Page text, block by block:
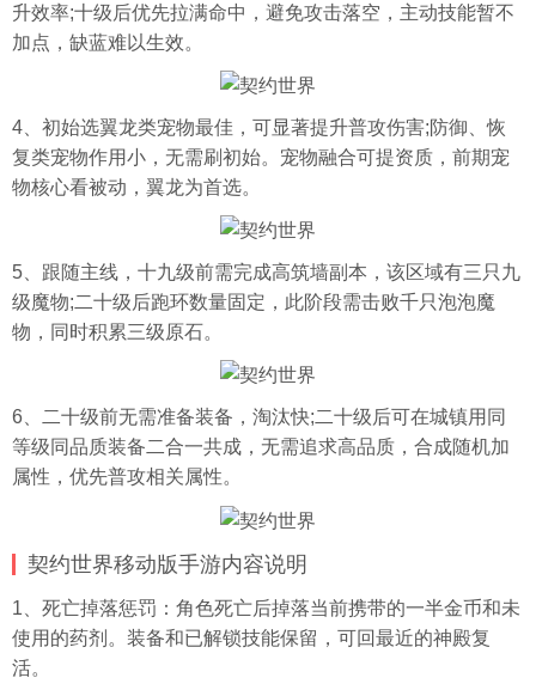
升效率;十级后优先拉满命中，避免攻击落空，主动技能暂不
加点，缺蓝难以生效。
4、初始选翼龙类宠物最佳，可显著提升普攻伤害;防御、恢
复类宠物作用小，无需刷初始。宠物融合可提资质，前期宠
物核心看被动，翼龙为首选。
5、跟随主线，十九级前需完成高筑墙副本，该区域有三只九
级魔物;二十级后跑环数量固定，此阶段需击败千只泡泡魔
物，同时积累三级原石。
6、二十级前无需准备装备，淘汰快;二十级后可在城镇用同
等级同品质装备二合一共成，无需追求高品质，合成随机加
属性，优先普攻相关属性。
契约世界移动版手游内容说明
1、死亡掉落惩罚：角色死亡后掉落当前携带的一半金币和未
使用的药剂。装备和已解锁技能保留，可回最近的神殿复
活。